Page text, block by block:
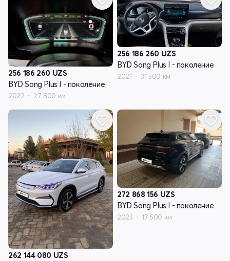
256 186 260 UZS
BYD Song Plus I - поколение
2022 27 800 км
256 186 260 UZS
BYD Song Plus I - поколение
2021 31 500 км
262 144 080 UZS
272 868 156 UZS
BYD Song Plus I - поколение
2023 17 500 км